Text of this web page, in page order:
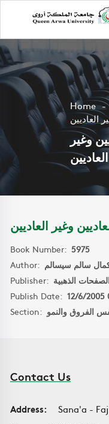
Home
العاديين
وغير
العاديين
وغير العاديين
Book Number: 5975
Author: سالم سيسالم
Publisher:
Publish Date: 12/6/2005
Section: الفروق والنمو
Contact Us
Address:
Sana'a -